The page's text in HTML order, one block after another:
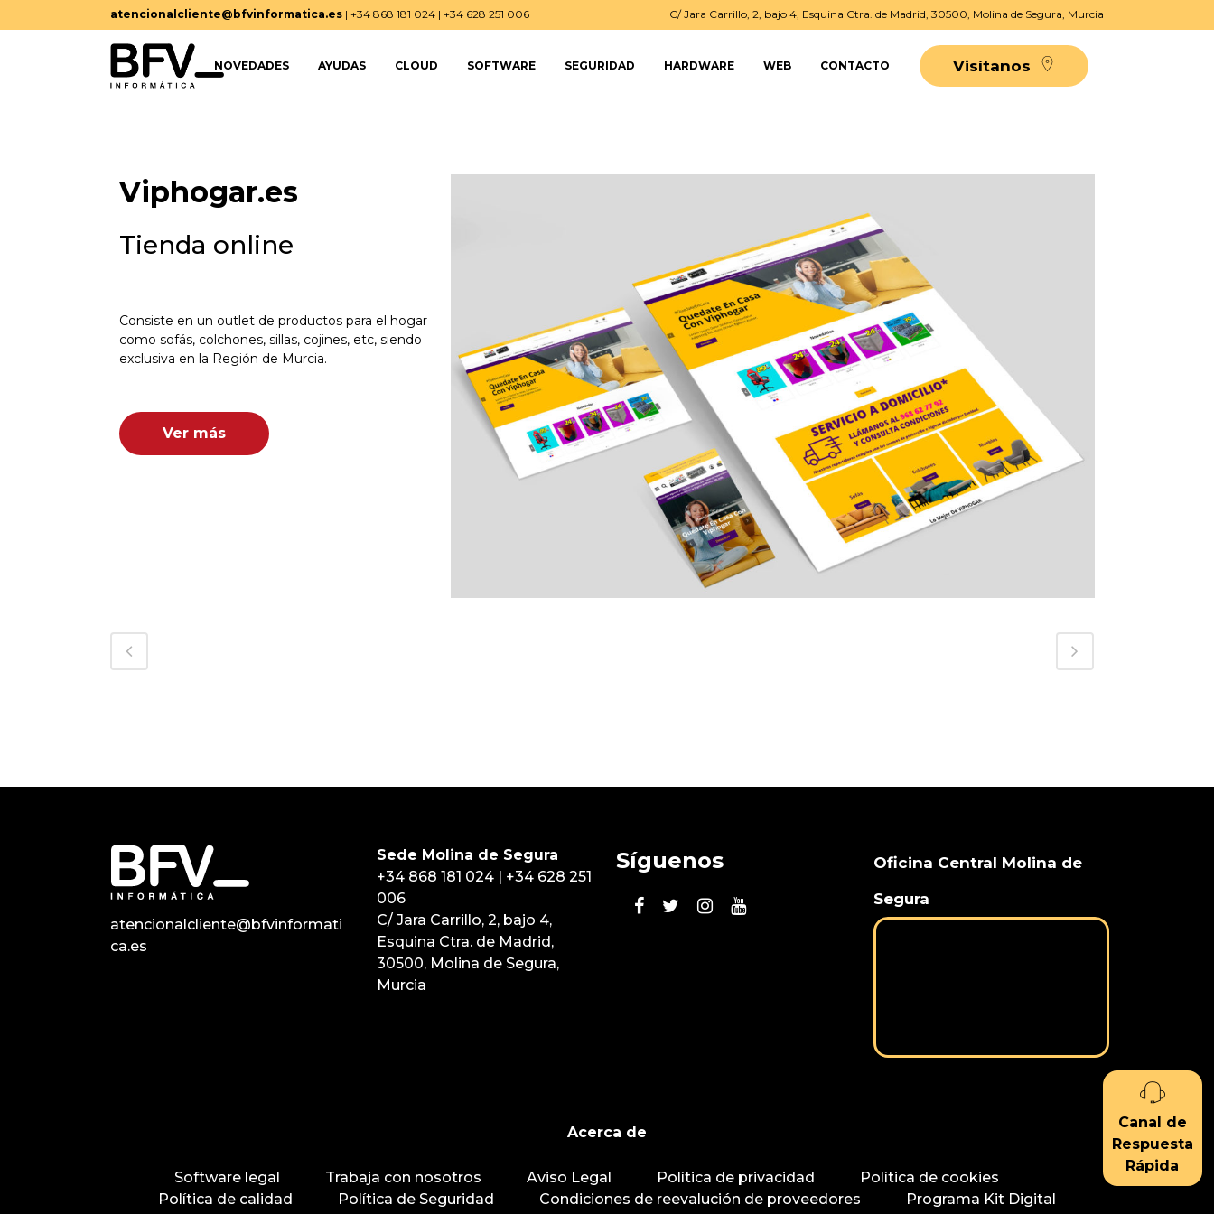
atencionalcliente@bfvinformatica.es | +34 868 181 024 | +34 628 251 006 C/ Jara Carrillo, 2, bajo 4, Esquina Ctra. de Madrid, 30500, Molina de Segura, Murcia
Visítanos
NOVEDADES AYUDAS CLOUD SOFTWARE SEGURIDAD HARDWARE WEB CONTACTO
Canal de
Respuesta
Rápida
Viphogar.es
Tienda online
Consiste en un outlet de productos para el hogar
como sofás, colchones, sillas, cojines, etc, siendo
exclusiva en la Región de Murcia.
Ver más
atencionalcliente@bfvinformati
ca.es
Sede Molina de Segura
+34 868 181 024 | +34 628 251
006
C/ Jara Carrillo, 2, bajo 4,
Esquina Ctra. de Madrid,
30500, Molina de Segura,
Murcia
Síguenos
Oficina Central Molina de
Segura
Acerca de
Software legal Trabaja con nosotros Aviso Legal Política de privacidad
Política de cookies
Política de calidad
Política de Seguridad Condiciones de reevalución de proveedores Programa Kit Digital